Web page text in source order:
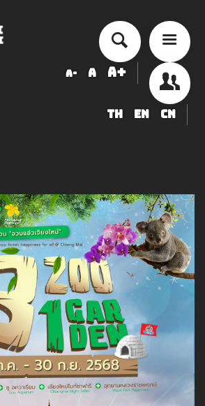
A- A A+
TH EN CN
شراء
أخبار التوظيف
LOGIN